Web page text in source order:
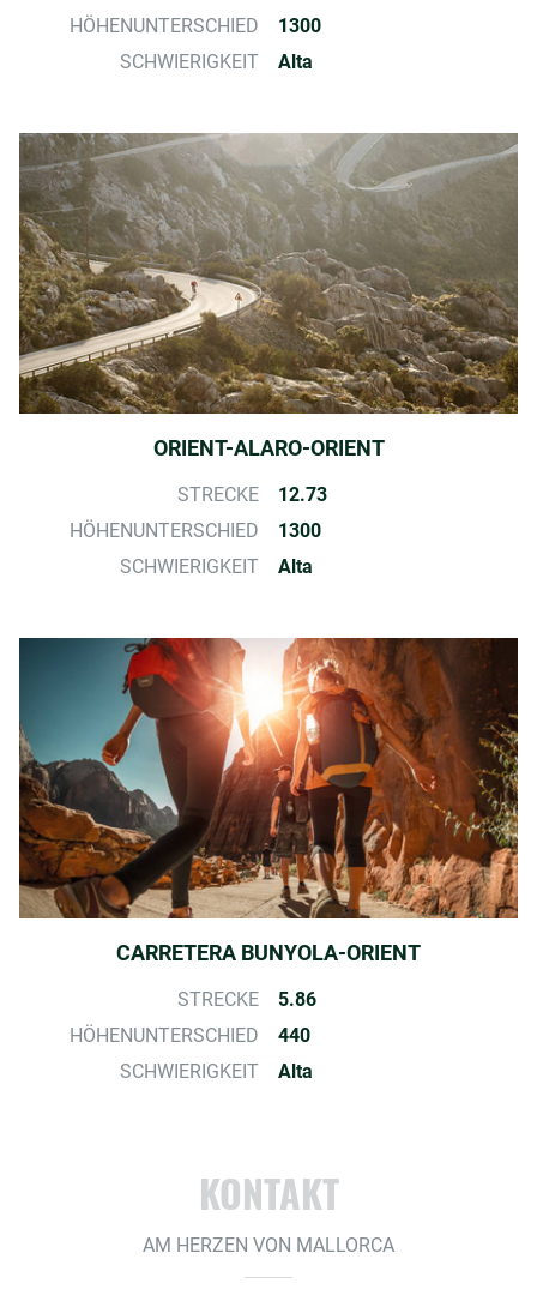
HÖHENUNTERSCHIED
1300
SCHWIERIGKEIT
Alta
ORIENT-ALARO-ORIENT
STRECKE
12.73
HÖHENUNTERSCHIED
1300
SCHWIERIGKEIT
Alta
CARRETERA BUNYOLA-ORIENT
STRECKE
5.86
HÖHENUNTERSCHIED
440
SCHWIERIGKEIT
Alta
KONTAKT
AM HERZEN VON MALLORCA